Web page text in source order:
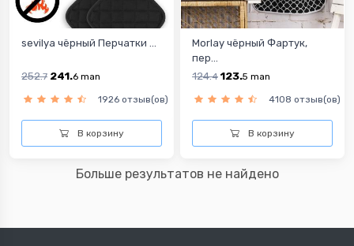
sevilya чёрный Перчатки ...
252.7 241.6 man
1926 отзыв(ов)
В корзину
Morlay чёрный Фартук,
пер...
124.4 123.5 man
4108 отзыв(ов)
В корзину
Больше результатов не найдено